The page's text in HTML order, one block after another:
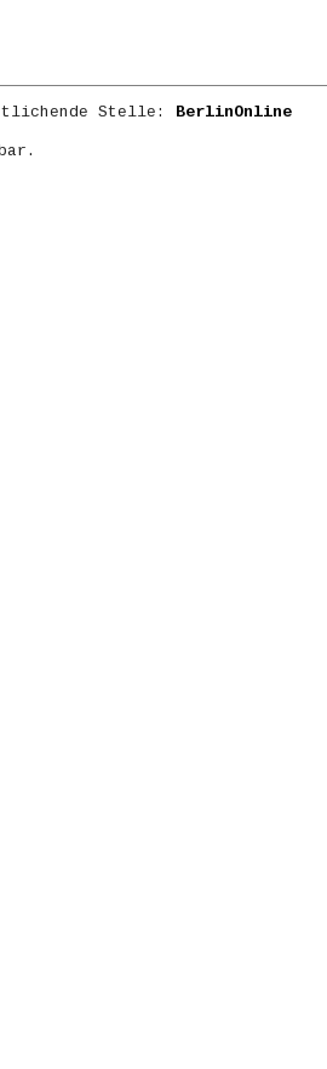
Stelle:
BerlinOnline